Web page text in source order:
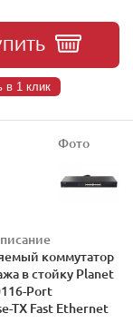
в 1 клик
Фото
коммутатор
в стойку Planet
Port
TX Fast Ethernet